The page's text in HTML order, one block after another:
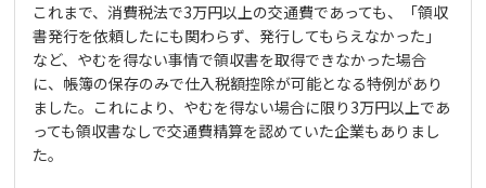
これまで、消費税法で3万円以上の交通費であっても、「領収
書発行を依頼したにも関わらず、発行してもらえなかった」
など、やむを得ない事情で領収書を取得できなかった場合
に、帳簿の保存のみで仕入税額控除が可能となる特例があり
ました。これにより、やむを得ない場合に限り3万円以上であ
っても領収書なしで交通費精算を認めていた企業もありまし
た。